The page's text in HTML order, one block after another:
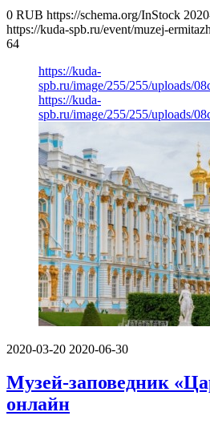
0 RUB https://schema.org/InStock
https://kuda-spb.ru/event/muzej-
64
https://kuda-
spb.ru/image/255/255/uploads/
https://kuda-
spb.ru/image/255/255/uploads/
2020-03-20 2020-06-30
Музей-заповедник
онлайн